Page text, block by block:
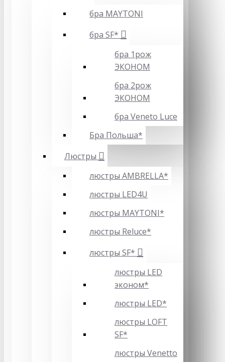
бра MAYTONI
бра SF*
бра 1рож
ЭКОНОМ
бра 2рож
ЭКОНОМ
бра Veneto Luce
Бра Польша*
Люстры
люстры AMBRELLA*
люстры LED4U
люстры MAYTONI*
люстры Reluce*
люстры SF*
люстры LED
эконом*
люстры LED*
люстры LOFT
SF*
люстры Venetto